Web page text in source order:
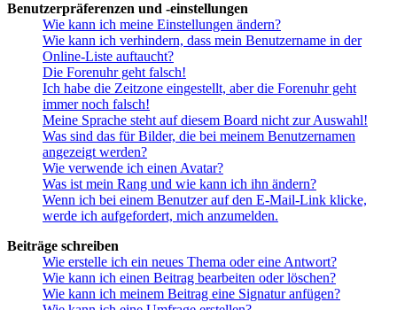
Benutzerpräferenzen und -einstellungen
Wie kann ich meine Einstellungen ändern?
Wie kann ich verhindern, dass mein Benutzername in der
Online-Liste auftaucht?
Die Forenuhr geht falsch!
Ich habe die Zeitzone eingestellt, aber die Forenuhr geht
immer noch falsch!
Meine Sprache steht auf diesem Board nicht zur Auswahl!
Was sind das für Bilder, die bei meinem Benutzernamen
angezeigt werden?
Wie verwende ich einen Avatar?
Was ist mein Rang und wie kann ich ihn ändern?
Wenn ich bei einem Benutzer auf den E-Mail-Link klicke,
werde ich aufgefordert, mich anzumelden.
Beiträge schreiben
Wie erstelle ich ein neues Thema oder eine Antwort?
Wie kann ich einen Beitrag bearbeiten oder löschen?
Wie kann ich meinem Beitrag eine Signatur anfügen?